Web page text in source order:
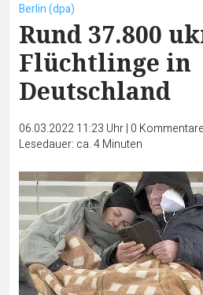
Berlin (dpa)
Rund 37.800
Flüchtlinge in
Deutschland
06.03.2022 11:23 Uhr| 0 Kommentare
Lesedauer: ca. 4 Minuten